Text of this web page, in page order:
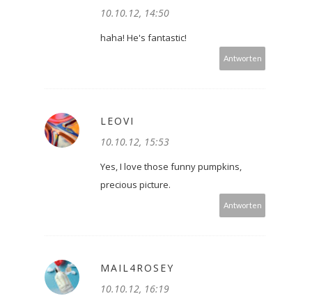
10.10.12, 14:50
haha! He's fantastic!
Antworten
LEOVI
10.10.12, 15:53
Yes, I love those funny pumpkins,
precious picture.
Antworten
MAIL4ROSEY
10.10.12, 16:19